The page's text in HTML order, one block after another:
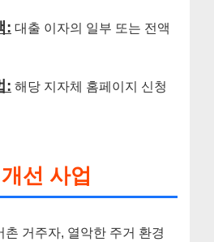
: 대출 이자의 일부 또는 전액
: 해당 지자체 홈페이지 신청
선 사업
촌 거주자, 열악한 주거 환경